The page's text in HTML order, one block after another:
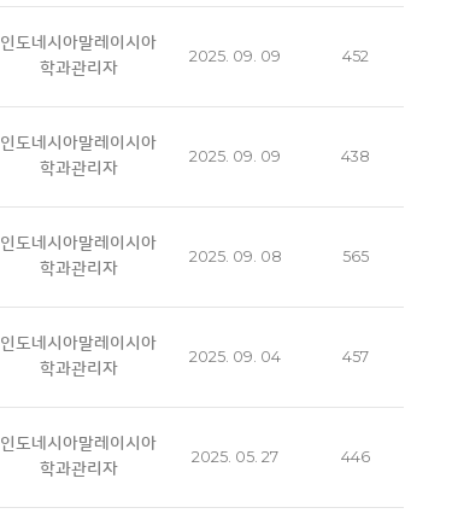
인도네시아말레이시아
학과관리자
2025. 09. 09 452
인도네시아말레이시아
학과관리자
2025. 09. 09 438
인도네시아말레이시아
학과관리자
2025. 09. 08 565
인도네시아말레이시아
학과관리자
2025. 09. 04 457
인도네시아말레이시아
학과관리자
2025. 05. 27 446